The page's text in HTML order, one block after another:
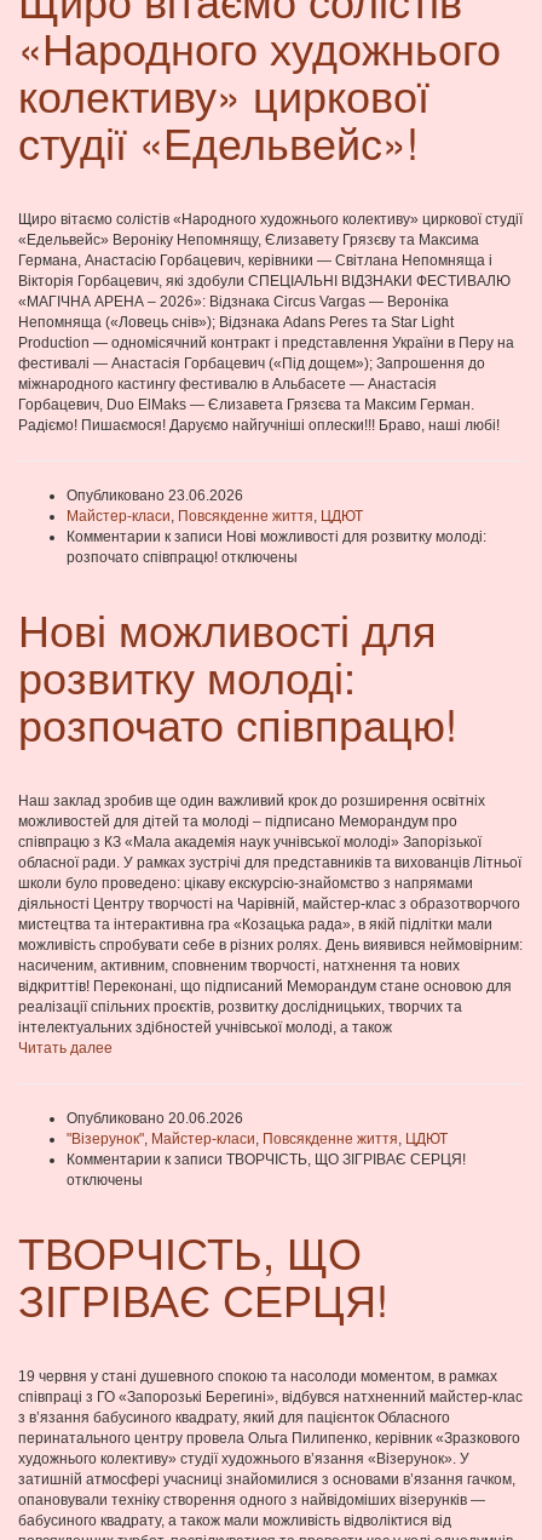
«Народного художнього
колективу» циркової
студії «Едельвейс»!
Щиро вітаємо солістів «Народного художнього колективу» циркової студії
«Едельвейс» Вероніку Непомнящу, Єлизавету Грязєву та Максима
Германа, Анастасію Горбацевич, керівники — Світлана Непомняща і
Вікторія Горбацевич, які здобули СПЕЦІАЛЬНІ ВІДЗНАКИ ФЕСТИВАЛЮ
«МАГІЧНА АРЕНА – 2026»: Відзнака Circus Vargas — Вероніка
Непомняща («Ловець снів»); Відзнака Adans Peres та Star Light
Production — одномісячний контракт і представлення України в Перу на
фестивалі — Анастасія Горбацевич («Під дощем»); Запрошення до
міжнародного кастингу фестивалю в Альбасете — Анастасія
Горбацевич, Duo ElMaks — Єлизавета Грязєва та Максим Герман.
Радіємо! Пишаємося! Даруємо найгучніші оплески!!! Браво, наші любі!
Опубликовано 23.06.2026
Майстер-класи, Повсякденне життя, ЦДЮТ
Комментарии к записи Нові можливості для розвитку молоді:
розпочато співпрацю! отключены
Нові можливості для
розвитку молоді:
розпочато співпрацю!
Наш заклад зробив ще один важливий крок до розширення освітніх
можливостей для дітей та молоді – підписано Меморандум про
співпрацю з КЗ «Мала академія наук учнівської молоді» Запорізької
обласної ради. У рамках зустрічі для представників та вихованців Літньої
школи було проведено: цікаву екскурсію-знайомство з напрямами
діяльності Центру творчості на Чарівній, майстер-клас з образотворчого
мистецтва та інтерактивна гра «Козацька рада», в якій підлітки мали
можливість спробувати себе в різних ролях. День виявився неймовірним:
насиченим, активним, сповненим творчості, натхнення та нових
відкриттів! Переконані, що підписаний Меморандум стане основою для
реалізації спільних проєктів, розвитку дослідницьких, творчих та
інтелектуальних здібностей учнівської молоді, а також
Читать далее
Опубликовано 20.06.2026
"Візерунок", Майстер-класи, Повсякденне життя, ЦДЮТ
Комментарии к записи ТВОРЧІСТЬ, ЩО ЗІГРІВАЄ СЕРЦЯ!
отключены
ТВОРЧІСТЬ, ЩО
ЗІГРІВАЄ СЕРЦЯ!
19 червня у стані душевного спокою та насолоди моментом, в рамках
співпраці з ГО «Запорозькі Берегині», відбувся натхненний майстер-клас
з в’язання бабусиного квадрату, який для пацієнток Обласного
перинатального центру провела Ольга Пилипенко, керівник «Зразкового
художнього колективу» студії художнього в’язання «Візерунок». У
затишній атмосфері учасниці знайомилися з основами в’язання гачком,
опановували техніку створення одного з найвідоміших візерунків —
бабусиного квадрату, а також мали можливість відволіктися від